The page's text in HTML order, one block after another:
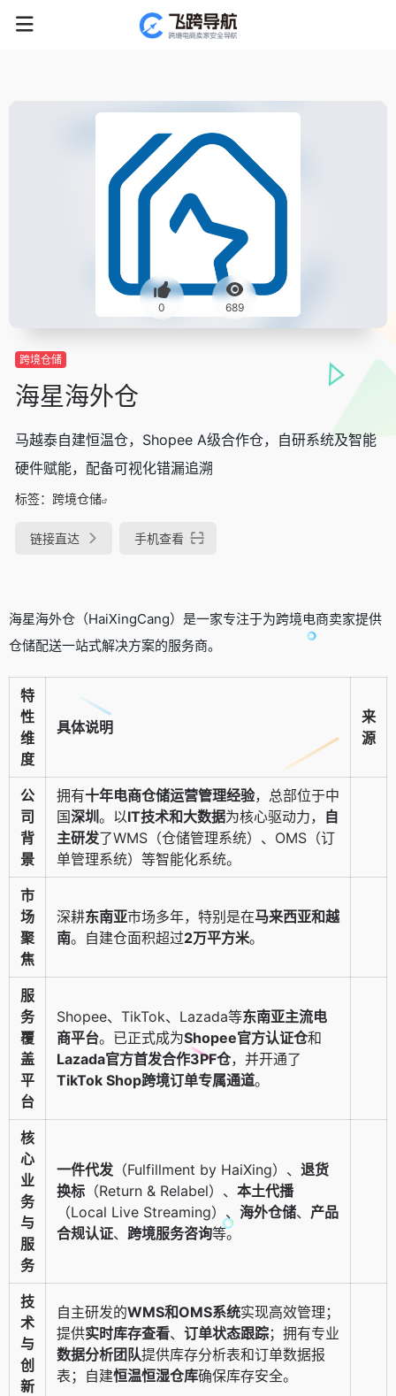
0 689
跨境仓储
海星海外仓
马越泰自建恒温仓，Shopee A级合作仓，自研系统及智能
硬件赋能，配备可视化错漏追溯
标签： 跨境仓储
链接直达 手机查看
海星海外仓（HaiXingCang）是一家专注于为跨境电商卖家提供
仓储配送一站式解决方案的服务商。
特
性
维
度
具体说明
来
源
公
司
背
景
拥有十年电商仓储运营管理经验，总部位于中
国深圳 。以IT技术和大数据为核心驱动力， 自
主研发了WMS（仓储管理系统）、OMS（订
单管理系统）等智能化系统。
市
场
聚
焦
深耕东南亚市场多年，特别是在马来西亚和越
南。自建仓面积超过2万平方米。
服
务
覆
盖
平
台
Shopee、TikTok、Lazada等东南亚主流电
商平台。已正式成为Shopee官方认证仓和
Lazada官方首发合作3PF仓，并开通了
TikTok Shop跨境订单专属通道。
核
心
业
务
与
服
务
一件代发 （Fulfillment by HaiXing）、 退货
换标 （Return & Relabel）、 本土代播
（Local Live Streaming）、 海外仓储、 产品
合规认证、 跨境服务咨询等。
技
术
与
创
新
自主研发的WMS和OMS系统实现高效管理；
提供实时库存查看、 订单状态跟踪；拥有专业
数据分析团队提供库存分析表和订单数据报
表；自建恒温恒湿仓库确保库存安全。